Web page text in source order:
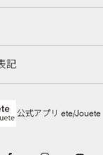
記
公式アプリ ete/Jouete